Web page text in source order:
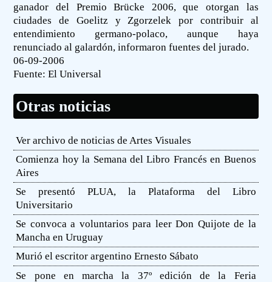
ganador del Premio Brücke 2006, que otorgan las
ciudades de Goelitz y Zgorzelek por contribuir al
entendimiento germano-polaco, aunque haya
renunciado al galardón, informaron fuentes del jurado.
06-09-2006
Fuente:El Universal
Otras noticias
Ver archivo de noticias de Artes Visuales
Comienza hoy la Semana del Libro Francés en Buenos
Aires
Se presentó PLUA, la Plataforma del Libro
Universitario
Se convoca a voluntarios para leer Don Quijote de la
Mancha en Uruguay
Murió el escritor argentino Ernesto Sábato
Se pone en marcha la 37º edición de la Feria